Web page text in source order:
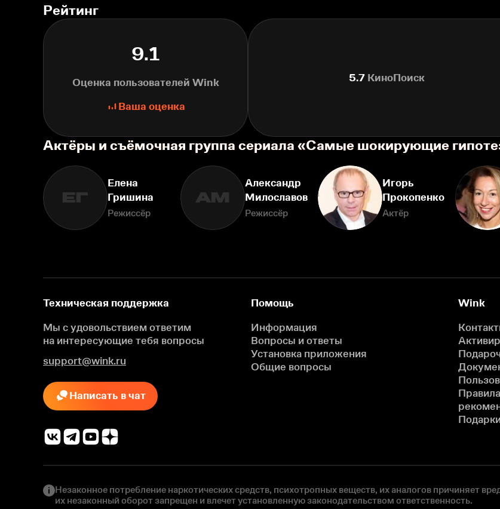
Рейтинг
9.1
Оценка пользователей Wink
Ваша оценка
5.7 КиноПоиск
Актёры и съёмочная группа сериала «Самые шокирующие
ЕГ
Елена
Гришина
Режиссёр
АМ
Александр
Милославов
Режиссёр
Игорь
Прокопенко
Актёр
Техническая поддержка
Мы с удовольствием ответим
на интересующие тебя вопросы
support@wink.ru
Написать в чат
Помощь
Информация
Вопросы и ответы
Установка приложения
Общие вопросы
Wink
Незаконное потребление наркотических средств, психотропных веществ, их аналогов причиняет
их незаконный оборот запрещен и влечет установленную законодательством ответственность.